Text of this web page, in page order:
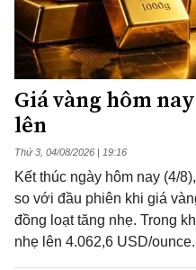
Giá vàng hôm
lên
Thứ 3, 04/08/2026 | 19:16
Kết thúc ngày hôm nay (4/
so với đầu phiên khi giá
đồng loạt tăng nhẹ. Trong
nhẹ lên 4.062,6 USD/ounce.